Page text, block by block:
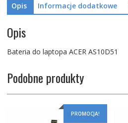
Opis Informacje dodatkowe
Opis
Bateria do laptopa ACER AS10D51
Podobne produkty
PROMOCJA!